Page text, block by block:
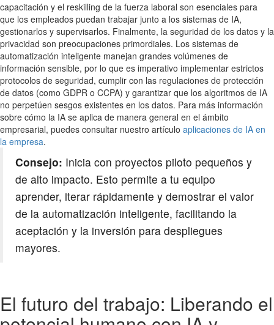
capacitación y el reskilling de la fuerza laboral son esenciales para
que los empleados puedan trabajar junto a los sistemas de IA,
gestionarlos y supervisarlos. Finalmente, la seguridad de los datos y la
privacidad son preocupaciones primordiales. Los sistemas de
automatización inteligente manejan grandes volúmenes de
información sensible, por lo que es imperativo implementar estrictos
protocolos de seguridad, cumplir con las regulaciones de protección
de datos (como GDPR o CCPA) y garantizar que los algoritmos de IA
no perpetúen sesgos existentes en los datos. Para más información
sobre cómo la IA se aplica de manera general en el ámbito
empresarial, puedes consultar nuestro artículo aplicaciones de IA en
la empresa.
Consejo: Inicia con proyectos piloto pequeños y
de alto impacto. Esto permite a tu equipo
aprender, iterar rápidamente y demostrar el valor
de la automatización inteligente, facilitando la
aceptación y la inversión para despliegues
mayores.
El futuro del trabajo: Liberando el